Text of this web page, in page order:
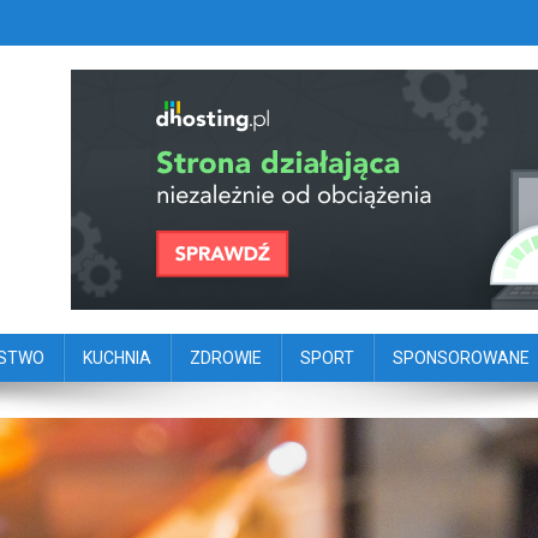
portal dziennikarstwa
KUCHNIA ZDROWIE SPORT SPONSOROWANE